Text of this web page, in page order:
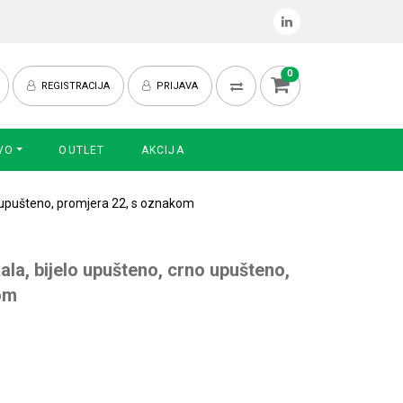
REGISTRACIJA PRIJAVA
0
OUTLET AKCIJA
promjera 22, s oznakom
bijelo upušteno, crno upušteno,